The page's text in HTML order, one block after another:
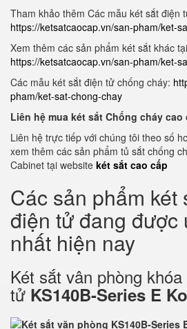
Tham khảo thêm Các mẫu két sắt điện
https://ketsatcaocap.vn/san-pham/ket-
Xem thêm các sản phẩm két sắt khác
https://ketsatcaocap.vn/san-pham/ket-
Các mẫu két sắt điện tử chống cháy:
pham/ket-sat-chong-chay
Liên hệ mua két sắt Chống cháy cao
Liên hệ trực tiếp với chúng tôi theo số
xem thêm các sản phẩm tủ sắt chống
Cabinet tại website két sắt cao cấp
Các sản phẩm két
điện tử đang được
nhất hiện nay
Két sắt vân phòng khóa
tử KS140B-Series E